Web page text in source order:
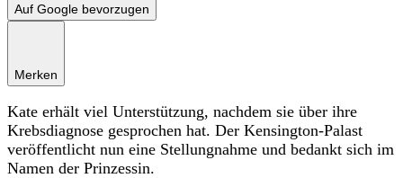
Auf Google bevorzugen
Merken
Kate erhält viel Unterstützung, nachdem sie über ihre
Krebsdiagnose gesprochen hat. Der Kensington-Palast
veröffentlicht nun eine Stellungnahme und bedankt sich im
Namen der Prinzessin.